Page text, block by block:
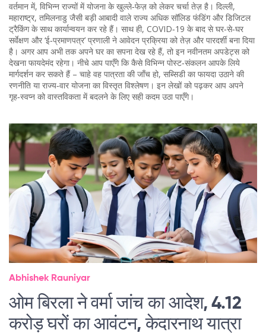
वर्तमान में, विभिन्न राज्यों में योजना के खुल्ले‑फेज़ को लेकर चर्चा तेज़ है। दिल्ली,
महाराष्ट्र, तमिलनाडु जैसी बड़ी आबादी वाले राज्य अधिक सॉलिड फंडिंग और डिजिटल
ट्रैकिंग के साथ कार्यान्वयन कर रहे हैं। साथ ही, COVID‑19 के बाद से घर‑से‑घर
सर्वेक्षण और ‘ई‑प्रमाणपत्र’ प्रणाली ने आवेदन प्रक्रिया को तेज़ और पारदर्शी बना दिया
है। अगर आप अभी तक अपने घर का सपना देख रहे हैं, तो इन नवीनतम अपडेट्स को
देखना फायदेमंद रहेगा। नीचे आप पाएँगे कि कैसे विभिन्न पोस्ट‑संकलन आपके लिये
मार्गदर्शन कर सकते हैं – चाहे वह पात्रता की जाँच हो, सब्सिडी का फायदा उठाने की
रणनीति या राज्य‑वार योजना का विस्तृत विश्लेषण। इन लेखों को पढ़कर आप अपने
गृह‑स्वप्न को वास्तविकता में बदलने के लिए सही कदम उठा पाएँगे।
Abhishek Rauniyar
ओम बिरला ने वर्मा जांच का आदेश, 4.12
करोड़ घरों का आवंटन, केदारनाथ यात्रा